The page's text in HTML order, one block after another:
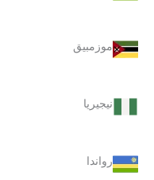
موزمبيق
نيجيريا
رواندا